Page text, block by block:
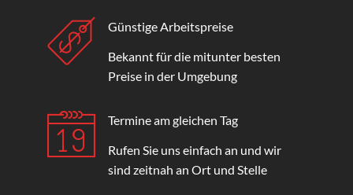
Günstige Arbeitspreise
Bekannt für die mitunter besten
Preise in der Umgebung
Termine am gleichen Tag
Rufen Sie uns einfach an und wir
sind zeitnah an Ort und Stelle